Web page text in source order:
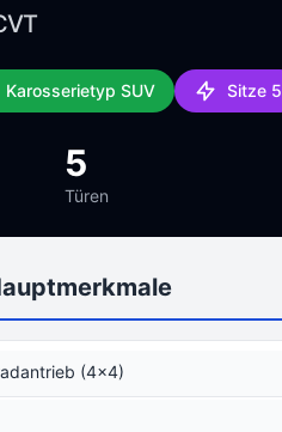
Karosserietyp SUV Sitze 5
5
Türen
(4x4)